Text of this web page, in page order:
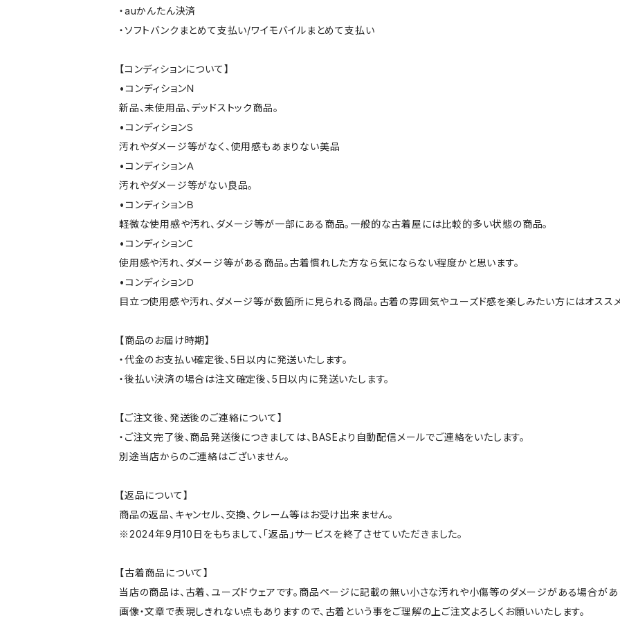
・auかんたん決済
・ソフトバンクまとめて支払い/ワイモバイルまとめて支払い
【コンディションについて】
•コンディションＮ
新品、未使用品、デッドストック商品。
•コンディションＳ
汚れやダメージ等がなく、使用感もあまりない美品
•コンディションＡ
汚れやダメージ等がない良品。
•コンディションＢ
軽微な使用感や汚れ、ダメージ等が一部にある商品。一般的な古着屋には比較的多い状態の商品。
•コンディションＣ
使用感や汚れ、ダメージ等がある商品。古着慣れした方なら気にならない程度かと思います。
•コンディションＤ
目立つ使用感や汚れ、ダメージ等が数箇所に見られる商品。古着の雰囲気やユーズド感を楽しみたい方にはオスス
【商品のお届け時期】
・代金のお支払い確定後、5日以内に発送いたします。
・後払い決済の場合は注文確定後、5日以内に発送いたします。
【ご注文後、発送後のご連絡について】
・ご注文完了後、商品発送後につきましては、BASEより自動配信メールでご連絡をいたします。
別途当店からのご連絡はございません。
【返品について】
商品の返品、キャンセル、交換、クレーム等はお受け出来ません。
※2024年9月10日をもちまして、「返品」サービスを終了させていただきました。
【古着商品について】
当店の商品は、古着、ユーズドウェアです。商品ページに記載の無い小さな汚れや小傷等のダメージがある場合があ
画像・文章で表現しきれない点もありますので、古着という事をご理解の上ご注文よろしくお願いいたします。